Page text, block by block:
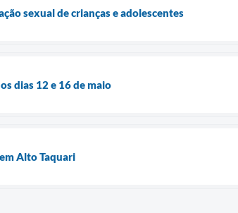
sexual de crianças e adolescentes
dias 12 e 16 de maio
Alto Taquari